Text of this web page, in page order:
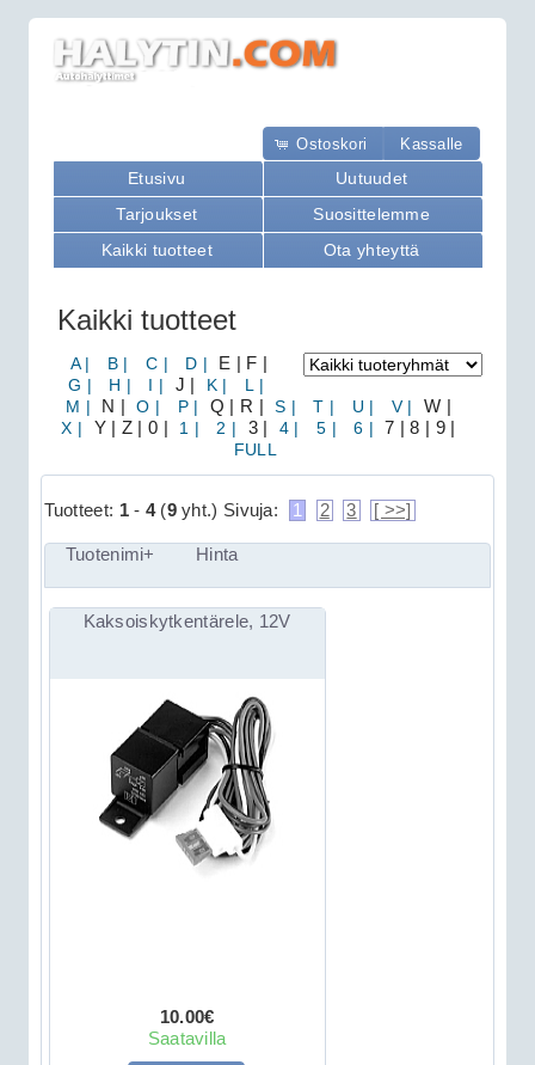
Ostoskori Kassalle
Etusivu
Uutuudet
Tarjoukset
Suosittelemme
Kaikki tuotteet
Ota yhteyttä
Kaikki tuotteet
A | B | C | D |
E | F |
G |
H | I | J | K |
L |
M |
N | O | P | Q | R | S | T | U | V |
W |
X |
Y | Z | 0 | 1 | 2 | 3 | 4 | 5 | 6 |
7 | 8 | 9 |
FULL
Tuotteet: 1- 4(9yht.) Sivuja: 1 2 3 [ >>]
Tuotenimi+ Hinta
Kaksoiskytkentärele, 12V
10.00€
Saatavilla